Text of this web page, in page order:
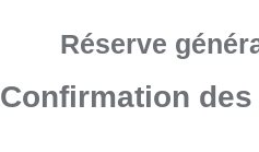
Réserve
Confirmation